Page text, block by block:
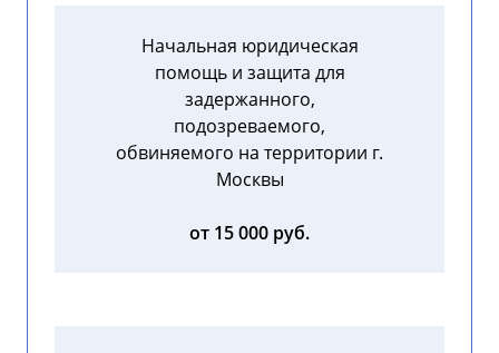
Начальная юридическая
помощь и защита для
задержанного,
подозреваемого,
обвиняемого на территории г.
Москвы
от 15 000 руб.